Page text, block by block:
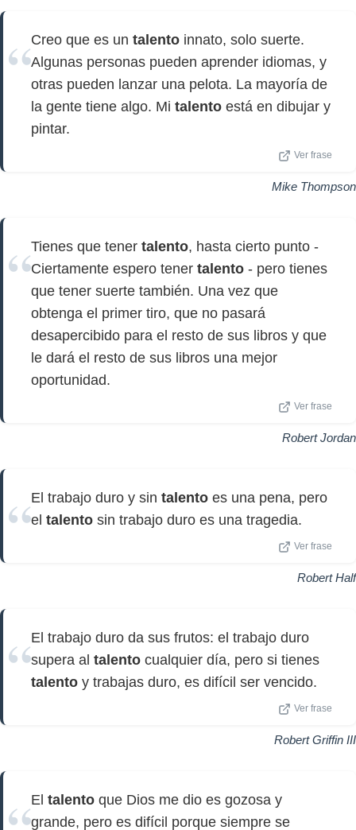
Creo que es un talento innato, solo suerte.
Algunas personas pueden aprender idiomas, y
otras pueden lanzar una pelota. La mayoría de
la gente tiene algo. Mi talento está en dibujar y
pintar.
Ver frase
Mike Thompson
Tienes que tener talento, hasta cierto punto -
Ciertamente espero tener talento - pero tienes
que tener suerte también. Una vez que
obtenga el primer tiro, que no pasará
desapercibido para el resto de sus libros y que
le dará el resto de sus libros una mejor
oportunidad.
Ver frase
Robert Jordan
El trabajo duro y sin talento es una pena, pero
el talento sin trabajo duro es una tragedia.
Ver frase
Robert Half
El trabajo duro da sus frutos: el trabajo duro
supera al talento cualquier día, pero si tienes
talento y trabajas duro, es difícil ser vencido.
Ver frase
Robert Griffin III
El talento que Dios me dio es gozosa y
grande, pero es difícil porque siempre se